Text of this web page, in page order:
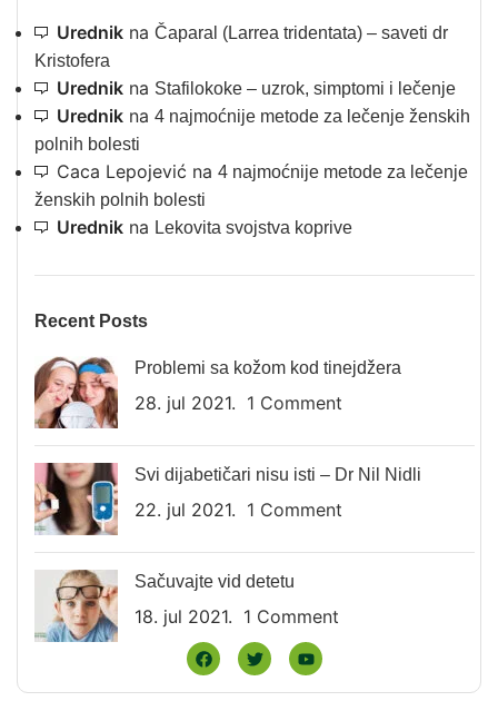
Urednik na Čaparal (Larrea tridentata) – saveti dr
Kristofera
Urednik na Stafilokoke – uzrok, simptomi i lečenje
Urednik na 4 najmoćnije metode za lečenje ženskih
polnih bolesti
Caca Lepojević na 4 najmoćnije metode za lečenje
ženskih polnih bolesti
Urednik na Lekovita svojstva koprive
Recent Posts
Problemi sa kožom kod tinejdžera
28. jul 2021. 1 Comment
Svi dijabetičari nisu isti – Dr Nil Nidli
22. jul 2021. 1 Comment
Sačuvajte vid detetu
18. jul 2021. 1 Comment